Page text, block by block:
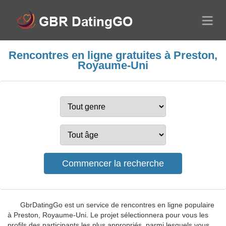
Rencontres en ligne gratuites à Preston,
Royaume-Uni
GbrDatingGo est un service de rencontres en ligne populaire
à Preston, Royaume-Uni. Le projet sélectionnera pour vous les